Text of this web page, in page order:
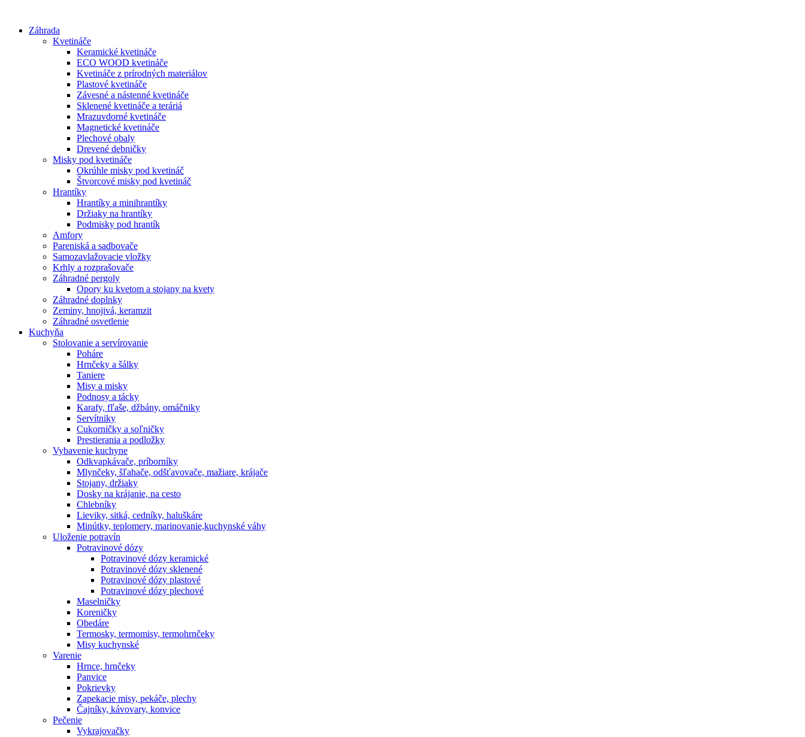
obsah
Záhrada
Kvetináče
Keramické kvetináče
ECO WOOD kvetináče
Kvetináče z prírodných materiálov
Plastové kvetináče
Závesné a nástenné kvetináče
Sklenené kvetináče a teráriá
Mrazuvdorné kvetináče
Magnetické kvetináče
Plechové obaly
Drevené debničky
Misky pod kvetináče
Okrúhle misky pod kvetináč
Štvorcové misky pod kvetináč
Hrantíky
Hrantíky a minihrantíky
Držiaky na hrantíky
Podmisky pod hrantík
Amfory
Pareniská a sadbovače
Samozavlažovacie vložky
Krhly a rozprašovače
Záhradné pergoly
Opory ku kvetom a stojany na kvety
Záhradné doplnky
Zeminy, hnojivá, keramzit
Záhradné osvetlenie
Kuchyňa
Stolovanie a servírovanie
Poháre
Hrnčeky a šálky
Taniere
Misy a misky
Podnosy a tácky
Karafy, fľaše, džbány, omáčniky
Servítniky
Cukorničky a soľničky
Prestierania a podložky
Vybavenie kuchyne
Odkvapkávače, príborníky
Mlynčeky, šľahače, odšťavovače, mažiare, krájače
Stojany, držiaky
Dosky na krájanie, na cesto
Chlebníky
Lieviky, sitká, cedníky, haluškáre
Minútky, teplomery, marinovanie,kuchynské váhy
Uloženie potravín
Potravinové dózy
Potravinové dózy keramické
Potravinové dózy sklenené
Potravinové dózy plastové
Potravinové dózy plechové
Maselničky
Koreničky
Obedáre
Termosky, termomisy, termohrnčeky
Misy kuchynské
Varenie
Hrnce, hrnčeky
Panvice
Pokrievky
Zapekacie misy, pekáče, plechy
Čajníky, kávovary, konvice
Pečenie
Vykrajovačky